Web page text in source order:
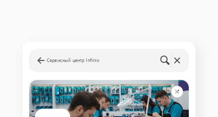
Сервисный центр Infinix